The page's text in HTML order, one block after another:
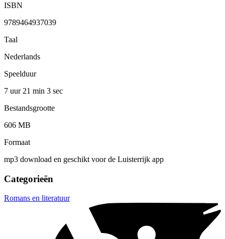
ISBN
9789464937039
Taal
Nederlands
Speelduur
7 uur 21 min 3 sec
Bestandsgrootte
606 MB
Formaat
mp3 download en geschikt voor de Luisterrijk app
Categorieën
Romans en literatuur